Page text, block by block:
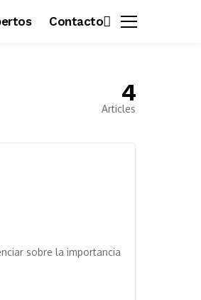
Contacto
4
Articles
sobre la importancia